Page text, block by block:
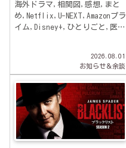
海外ドラマ,相関図,感想,まと
め,Netflix,U-NEXT,Amazonプラ
イム,Disney+,ひとりごと,医療
2026.08.01
お知らせ＆余談